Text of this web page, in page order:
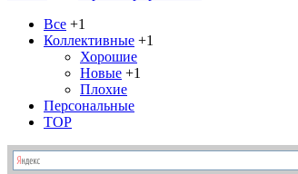
Все +1
Коллективные +1
Хорошие
Новые +1
Плохие
Персональные
TOP